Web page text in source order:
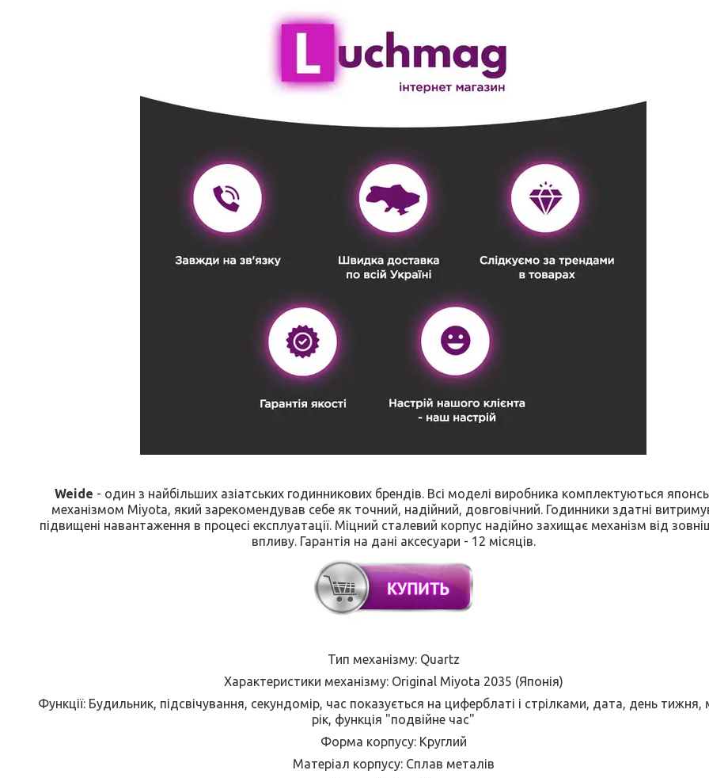
Weide - один з найбільших азіатських годинникових брендів. Всі моделі виробника комплектуються
механізмом Miyota, який зарекомендував себе як точний, надійний, довговічний. Годинники здатні
підвищені навантаження в процесі експлуатації. Міцний сталевий корпус надійно захищає механізм від
впливу. Гарантія на дані аксесуари - 12 місяців.
Тип механізму: Quartz
Характеристики механізму: Original Miyota 2035 (Японія)
Функції: Будильник, підсвічування, секундомір, час показується на циферблаті і стрілками, дата, день тижня,
рік, функція "подвійне час"
Форма корпусу: Круглий
Матеріал корпусу: Сплав металів